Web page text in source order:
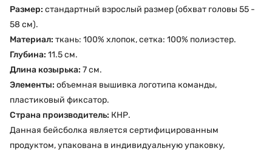
Размер: стандартный взрослый размер (обхват головы 55 -
58 см).
Материал: ткань: 100% хлопок, сетка: 100% полиэстер.
Глубина: 11.5 см.
Длина козырька: 7 см.
Элементы: объемная вышивка логотипа команды,
пластиковый фиксатор.
Страна производитель: КНР.
Данная бейсболка является сертифицированным
продуктом, упакована в индивидуальную упаковку,